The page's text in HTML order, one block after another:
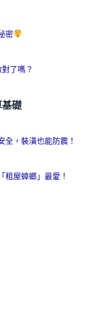
密
了嗎？
礎
，裝潢也能防震！
屋蟑螂」最愛！